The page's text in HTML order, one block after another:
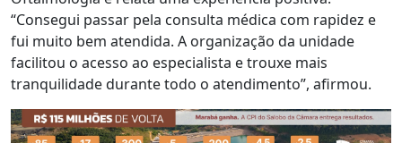
“Consegui passar pela consulta médica com rapidez e
fui muito bem atendida. A organização da unidade
facilitou o acesso ao especialista e trouxe mais
tranquilidade durante todo o atendimento”, afirmou.